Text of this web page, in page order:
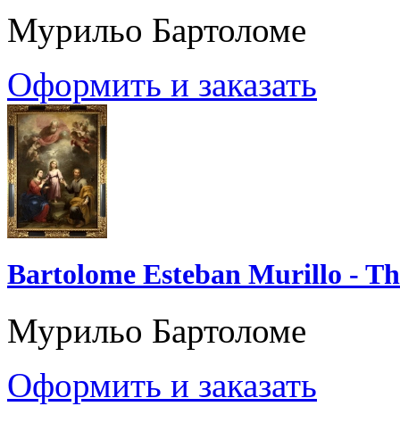
Мурильо Бартоломе
Оформить и заказать
Bartolome Esteban Murillo -
Мурильо Бартоломе
Оформить и заказать